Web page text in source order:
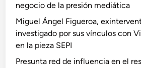
negocio de la presión mediática
Miguel Ángel Figueroa,
investigado por sus vínculos con
en la pieza SEPI
Presunta red de influencia en el